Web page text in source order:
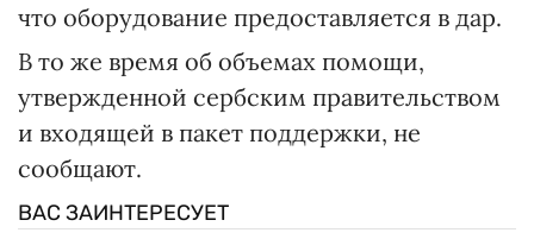
что оборудование предоставляется в дар.
В то же время об объемах помощи,
утвержденной сербским правительством
и входящей в пакет поддержки, не
сообщают.
ВАС ЗАИНТЕРЕСУЕТ